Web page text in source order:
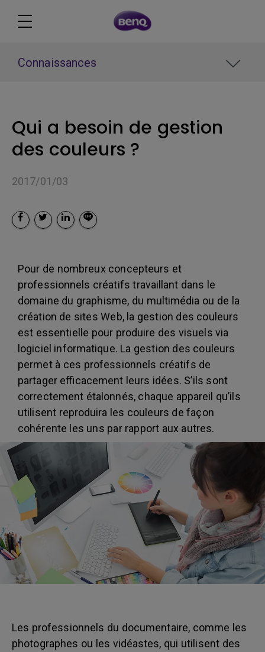
Connaissances
Qui a besoin de gestion
des couleurs ?
2017/01/03
Pour de nombreux concepteurs et
professionnels créatifs travaillant dans le
domaine du graphisme, du multimédia ou de la
création de sites Web, la gestion des couleurs
est essentielle pour produire des visuels via
logiciel informatique. La gestion des couleurs
permet à ces professionnels créatifs de
partager efficacement leurs idées. S’ils sont
correctement étalonnés, chaque appareil qu’ils
utilisent reproduira les couleurs de façon
cohérente les uns par rapport aux autres.
Les professionnels du documentaire, comme les
photographes ou les vidéastes, qui utilisent des